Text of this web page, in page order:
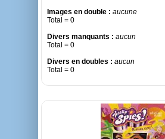
Images en double : aucune
Total = 0
Divers manquants : aucun
Total = 0
Divers en doubles : aucun
Total = 0